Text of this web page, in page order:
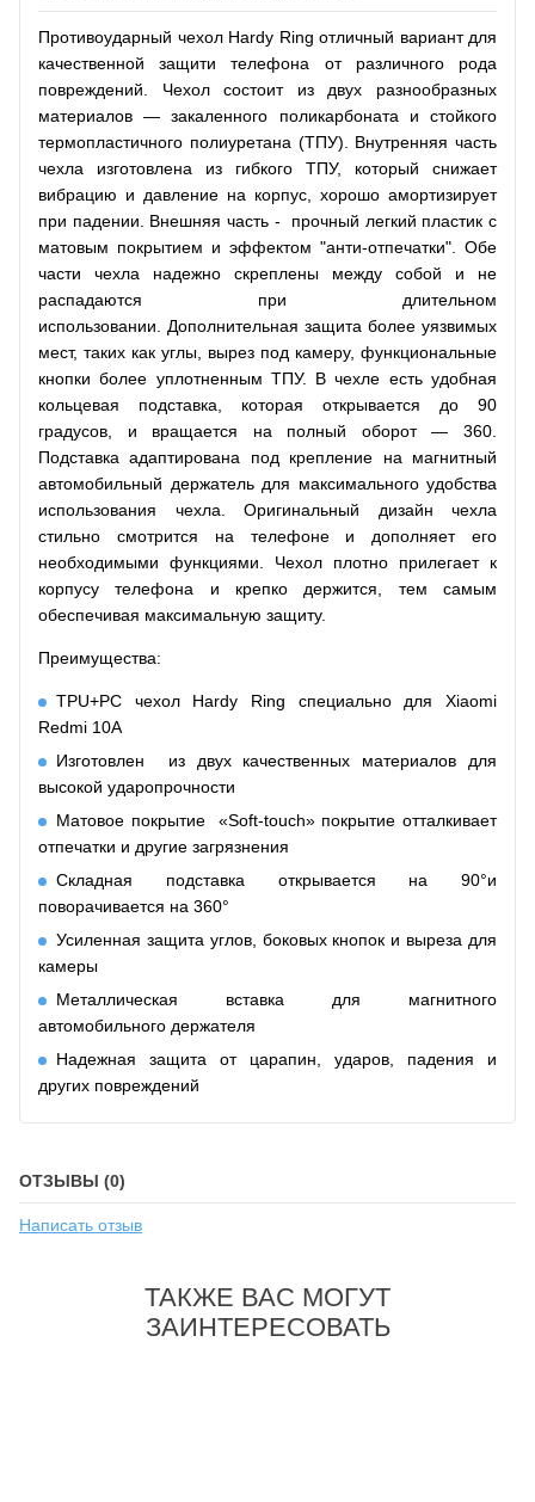
Противоударный чехол Hardy Ring отличный вариант для
качественной защити телефона от различного рода
повреждений. Чехол состоит из двух разнообразных
материалов — закаленного поликарбоната и стойкого
термопластичного полиуретана (ТПУ). Внутренняя часть
чехла изготовлена из гибкого ТПУ, который снижает
вибрацию и давление на корпус, хорошо амортизирует
при падении. Внешняя часть - прочный легкий пластик с
матовым покрытием и эффектом "анти-отпечатки". Обе
части чехла надежно скреплены между собой и не
распадаются при длительном
использовании. Дополнительная защита более уязвимых
мест, таких как углы, вырез под камеру, функциональные
кнопки более уплотненным ТПУ. В чехле есть удобная
кольцевая подставка, которая открывается до 90
градусов, и вращается на полный оборот — 360.
Подставка адаптирована под крепление на магнитный
автомобильный держатель для максимального удобства
использования чехла. Оригинальный дизайн чехла
стильно смотрится на телефоне и дополняет его
необходимыми функциями. Чехол плотно прилегает к
корпусу телефона и крепко держится, тем самым
обеспечивая максимальную защиту.
Преимущества:
TPU+PC чехол Hardy Ring специально для Xiaomi
Redmi 10A
Изготовлен из двух качественных материалов для
высокой ударопрочности
Матовое покрытие «Soft-touch» покрытие отталкивает
отпечатки и другие загрязнения
Складная подставка открывается на 90°и
поворачивается на 360°
Усиленная защита углов, боковых кнопок и выреза для
камеры
Металлическая вставка для магнитного
автомобильного держателя
Надежная защита от царапин, ударов, падения и
других повреждений
ОТЗЫВЫ (0)
Написать отзыв
ТАКЖЕ ВАС МОГУТ
ЗАИНТЕРЕСОВАТЬ